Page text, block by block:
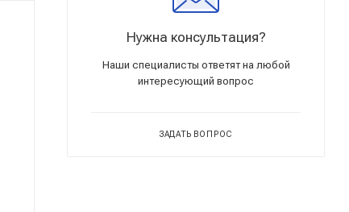
Нужна консультация?
Наши специалисты ответят на любой
интересующий вопрос
ЗАДАТЬ ВОПРОС